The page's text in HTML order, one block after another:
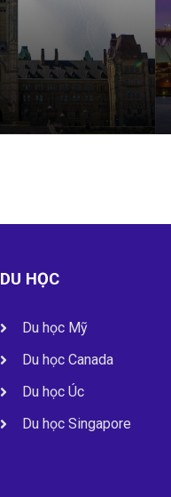
DU HỌC
Du học Mỹ
Du học Canada
Du học Úc
Du học Singapore